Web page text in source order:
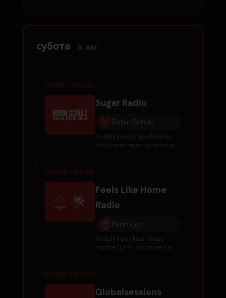
субота 8. авг
01:00 - 02:00
Sugar Radio
Robin Schulz
Nedeljni radio šou Robina
Schulza sa najnovijom house
02:00 - 03:00
Feels Like Home
Radio
Kenn Colt
Nedeljni podkast house
muzike DJ-a i producenta
03:00 - 04:00
Globalsessions